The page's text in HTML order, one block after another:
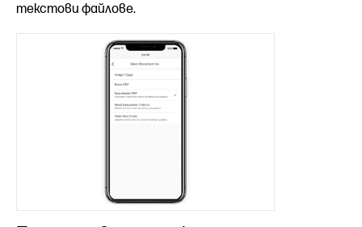
текстови файлове.